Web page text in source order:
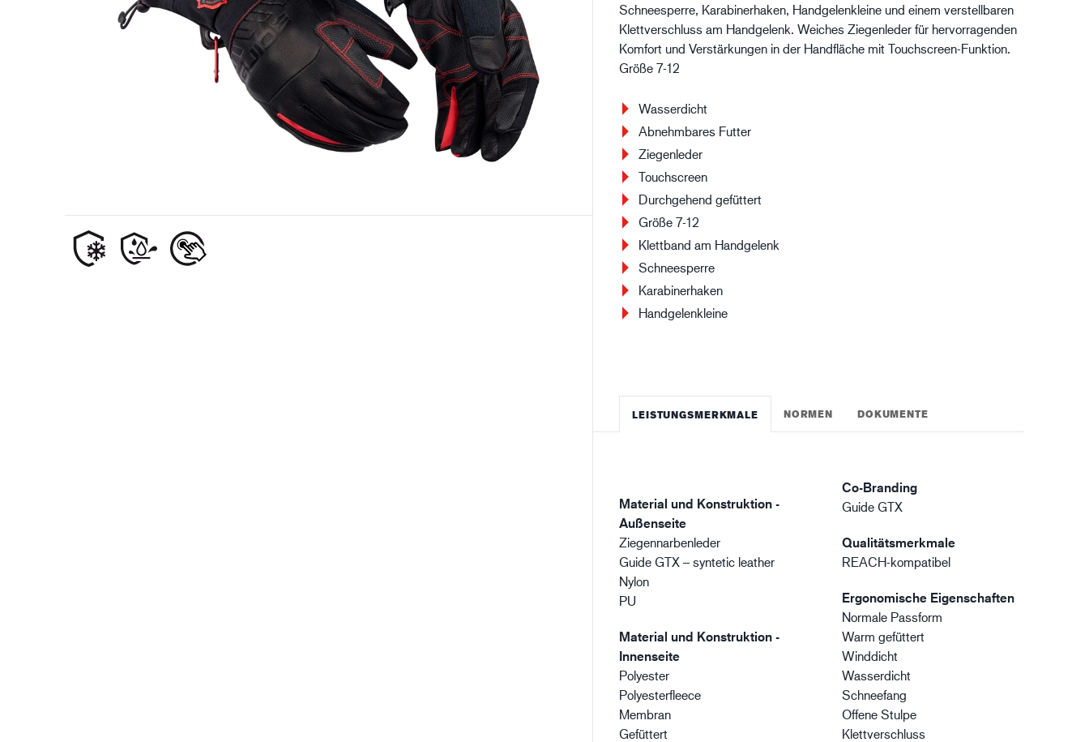
Erdöl- und Gasindustrie Baugewerbe Logistik
Schneesperre, Karabinerhaken, Handgelenkleine und einem verstellbaren
Klettverschluss am Handgelenk. Weiches Ziegenleder für hervorragenden
Komfort und Verstärkungen in der Handfläche mit Touchscreen-Funktion.
Größe 7-12
Wasserdicht
Abnehmbares Futter
Ziegenleder
Touchscreen
Durchgehend gefüttert
Größe 7-12
Klettband am Handgelenk
Schneesperre
Karabinerhaken
Handgelenkleine
LEISTUNGSMERKMALE NORMEN DOKUMENTE
Material und Konstruktion -
Außenseite
Ziegennarbenleder
Guide GTX – syntetic leather
Nylon
PU
Material und Konstruktion -
Innenseite
Polyester
Polyesterfleece
Membran
Gefüttert
Co-Branding
Guide GTX
Qualitätsmerkmale
REACH-kompatibel
Ergonomische Eigenschaften
Normale Passform
Warm gefüttert
Winddicht
Wasserdicht
Schneefang
Offene Stulpe
Klettverschluss